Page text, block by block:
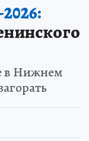
в Нижнем